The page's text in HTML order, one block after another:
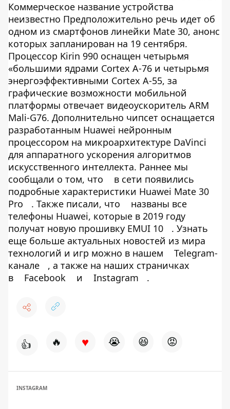
Коммерческое название устройства
неизвестно Предположительно речь идет об
одном из смартфонов линейки Mate 30, анонс
которых запланирован на 19 сентября.
Процессор Kirin 990 оснащен четырьмя
«большими ядрами Cortex A-76 и четырьмя
энергоэффективными Cortex A-55, за
графические возможности мобильной
платформы отвечает видеоускоритель ARM
Mali-G76. Дополнительно чипсет оснащается
разработанным Huawei нейронным
процессором на микроархитектуре DaVinci
для аппаратного ускорения алгоритмов
искусственного интеллекта. Раннее мы
сообщали о том, что
в сети появились
подробные характеристики Huawei Mate 30
Pro
. Также писали, что
названы все
телефоны Huawei, которые в 2019 году
получат новую прошивку EMUI 10
. Узнать
еще больше актуальных новостей из мира
технологий и игр можно в нашем
Telegram-
канале
, а также на наших страничках
в
Facebook и Instagram .
👍 🔥 ♥ 😭 😆 😡
INSTAGRAM